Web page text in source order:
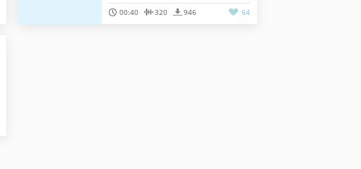
00:40 320 946 64